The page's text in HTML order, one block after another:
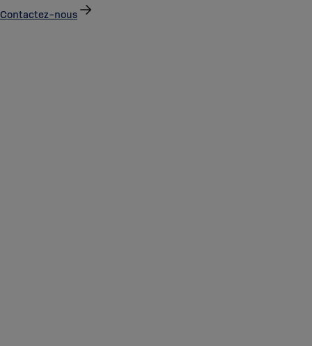
Contactez-nous